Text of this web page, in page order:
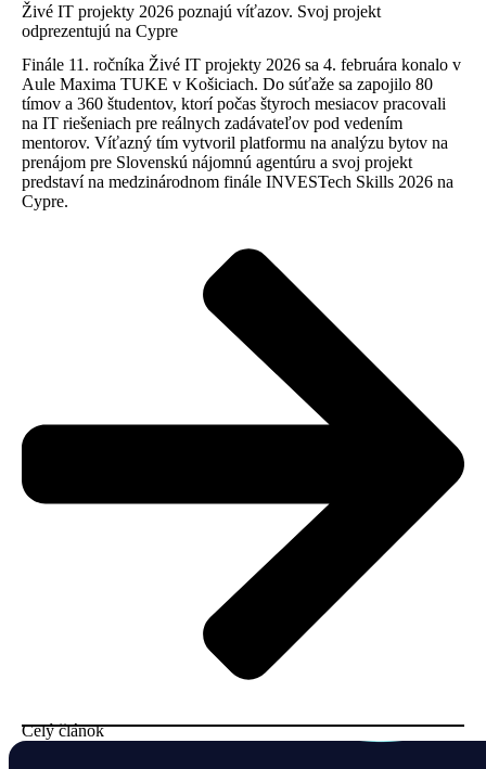
Živé IT projekty 2026 poznajú víťazov. Svoj projekt
odprezentujú na Cypre
Finále 11. ročníka Živé IT projekty 2026 sa 4. februára konalo v
Aule Maxima TUKE v Košiciach. Do súťaže sa zapojilo 80
tímov a 360 študentov, ktorí počas štyroch mesiacov pracovali
na IT riešeniach pre reálnych zadávateľov pod vedením
mentorov. Víťazný tím vytvoril platformu na analýzu bytov na
prenájom pre Slovenskú nájomnú agentúru a svoj projekt
predstaví na medzinárodnom finále INVESTech Skills 2026 na
Cypre.
Celý článok